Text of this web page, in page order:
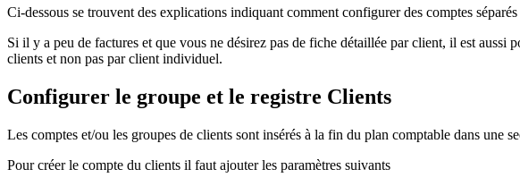
Ci-dessous se trouvent des explications indiquant comment configurer des comptes
Si il y a peu de factures et que vous ne désirez pas de fiche détaillée par client, il est
clients et non pas par client individuel.
Configurer le groupe et le registre Clients
Les comptes et/ou les groupes de clients sont insérés à la fin du plan comptable dans une
Pour créer le compte du clients il faut ajouter les paramètres suivants